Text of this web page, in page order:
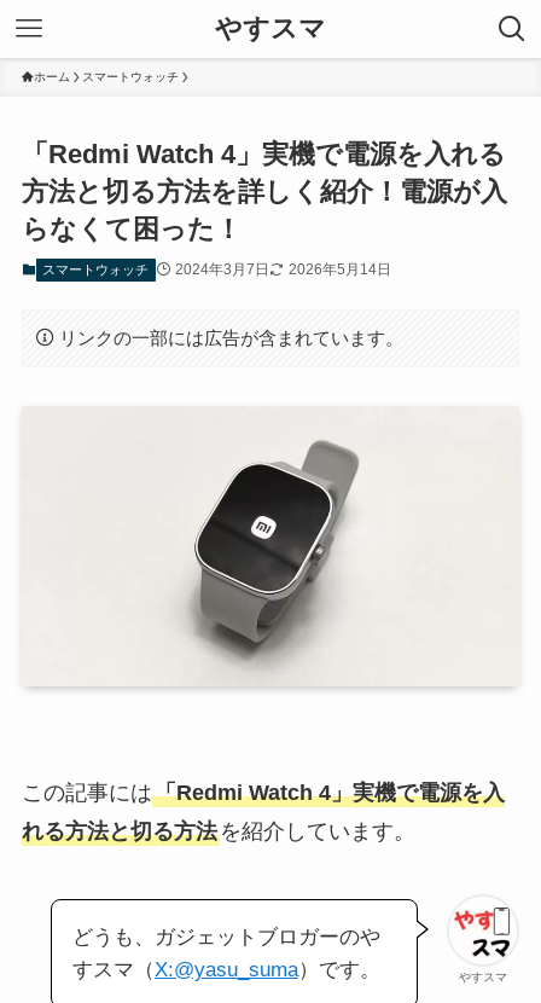
やすスマ
ホーム スマートウォッチ
「Redmi Watch 4」実機で電源を入れる
方法と切る方法を詳しく紹介！電源が入
らなくて困った！
スマートウォッチ 2024年3月7日 2026年5月14日
リンクの一部には広告が含まれています。
この記事には「Redmi Watch 4」実機で電源を入
れる方法と切る方法を紹介しています。
やすスマ
どうも、ガジェットブロガーのや
すスマ（X:@yasu_suma）です。